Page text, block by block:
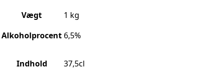
Vægt
1 kg
Alkoholprocent 6,5%
Indhold 37,5cl